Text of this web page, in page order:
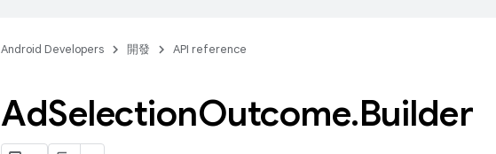
Android Developers 開發 API reference
AdSelectionOutcome.Builder